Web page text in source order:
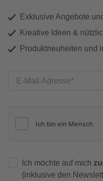
Exklusive Angebote
Kreative Ideen &
Produktneuheiten und
E-Mail-Adresse
Ich möchte auf mich
(inklusive den